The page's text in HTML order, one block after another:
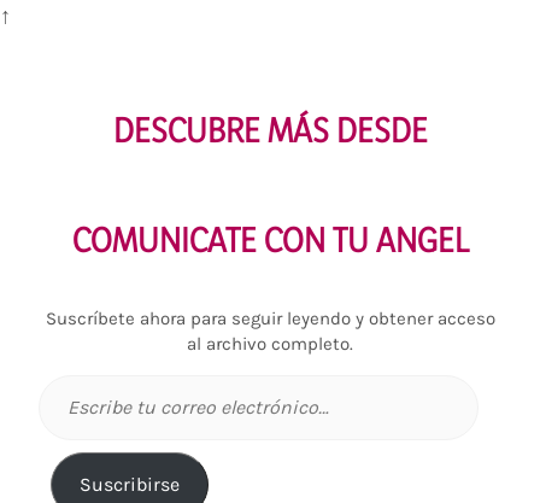
↑
DESCUBRE MÁS DESDE
COMUNICATE CON TU ANGEL
Suscríbete ahora para seguir leyendo y obtener acceso
al archivo completo.
correo
electrónico…
Suscribirse